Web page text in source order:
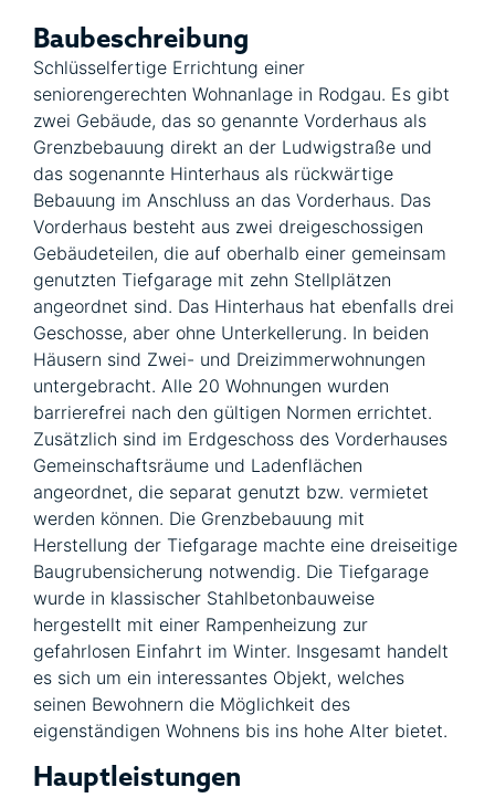
Baubeschreibung
Schlüsselfertige Errichtung einer
seniorengerechten Wohnanlage in Rodgau. Es gibt
zwei Gebäude, das so genannte Vorderhaus als
Grenzbebauung direkt an der Ludwigstraße und
das sogenannte Hinterhaus als rückwärtige
Bebauung im Anschluss an das Vorderhaus. Das
Vorderhaus besteht aus zwei dreigeschossigen
Gebäudeteilen, die auf oberhalb einer gemeinsam
genutzten Tiefgarage mit zehn Stellplätzen
angeordnet sind. Das Hinterhaus hat ebenfalls drei
Geschosse, aber ohne Unterkellerung. In beiden
Häusern sind Zwei- und Dreizimmerwohnungen
untergebracht. Alle 20 Wohnungen wurden
barrierefrei nach den gültigen Normen errichtet.
Zusätzlich sind im Erdgeschoss des Vorderhauses
Gemeinschaftsräume und Ladenflächen
angeordnet, die separat genutzt bzw. vermietet
werden können. Die Grenzbebauung mit
Herstellung der Tiefgarage machte eine dreiseitige
Baugrubensicherung notwendig. Die Tiefgarage
wurde in klassischer Stahlbetonbauweise
hergestellt mit einer Rampenheizung zur
gefahrlosen Einfahrt im Winter. Insgesamt handelt
es sich um ein interessantes Objekt, welches
seinen Bewohnern die Möglichkeit des
eigenständigen Wohnens bis ins hohe Alter bietet.
Hauptleistungen